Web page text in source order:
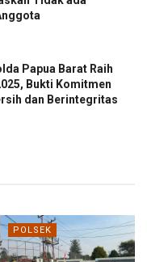
Papua Barat Raih
Bukti Komitmen
dan Berintegritas
POLSEK